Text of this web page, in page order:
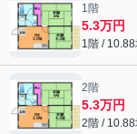
1階
5.3万円
1階 /
2階
5.3万円
2階 /